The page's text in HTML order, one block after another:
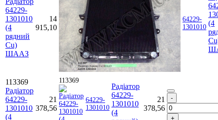
64229-
1301010
(4
рядний
Cu)
ШААЗ
14
915,10
64229-
1301010 (4
113369
Радіатор
64229-
1301010
(4
21
378,56
113369
64229-
1301010
Радіатор
64229-
1301010
(4
21
378,56